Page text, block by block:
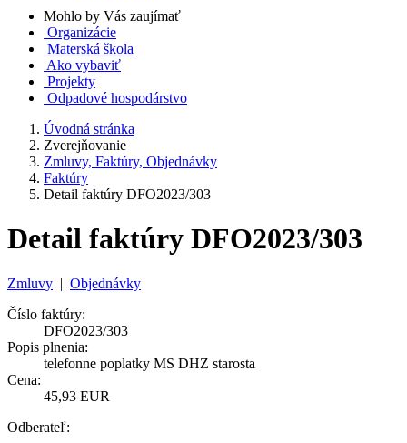
Mohlo by Vás zaujímať
Organizácie
Materská škola
Ako vybaviť
Projekty
Odpadové hospodárstvo
Úvodná stránka
Zverejňovanie
Zmluvy, Faktúry, Objednávky
Faktúry
Detail faktúry DFO2023/303
Detail faktúry DFO2023/303
Zmluvy | Objednávky
Číslo faktúry:
DFO2023/303
Popis plnenia:
telefonne poplatky MS DHZ starosta
Cena:
45,93 EUR
Odberateľ: